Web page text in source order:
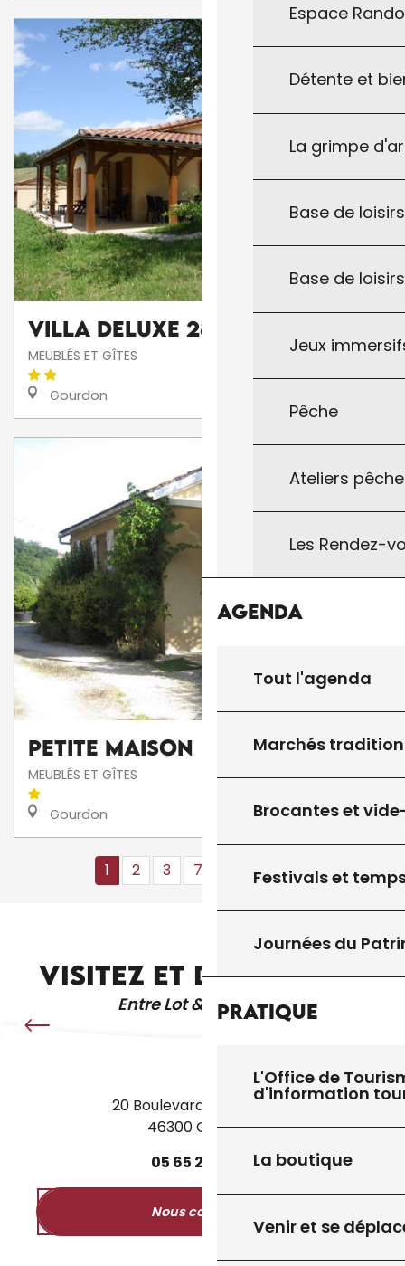
Espace
Détente et
La grimpe
Base de
Base de
Jeux
Pêche
Ateliers
Les Rendez-
Agenda
Tout l'agenda
Marchés
Brocantes et
Festivals et
Journées du
Pratique
L'Office de
d'information
La boutique
Venir et se
Villa DELUXE 28
MEUBLÉS ET GÎTES
Gourdon
Petite Maison
MEUBLÉS ET GÎTES
Gourdon
1 2 3 7+ 14+ 22 ❯ ❯❯
VISITEZ ET DÉCOUVREZ
Entre Lot & Dordogne
ÉGLISES ET PATRIMOINE
20 Boulevard des Martyrs
46300 Gourdon
05 65 27 50
Nous contacter